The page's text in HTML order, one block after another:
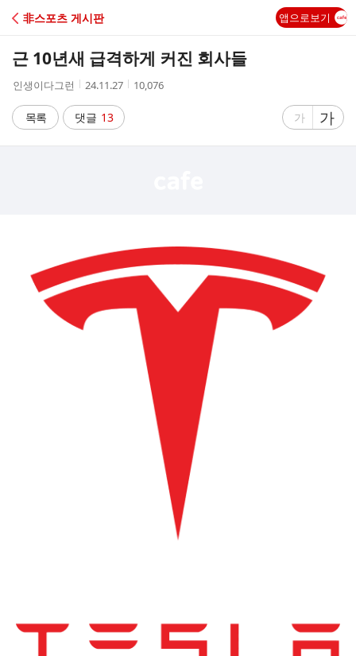
C
非스포츠 게시판 앱으로보기
근 10년새 급격하게 커진 회사들
작
자
인생이다그런
작
시
간
24.11.27
조
10,076
목록 댓글 13
글
가
글
자
가